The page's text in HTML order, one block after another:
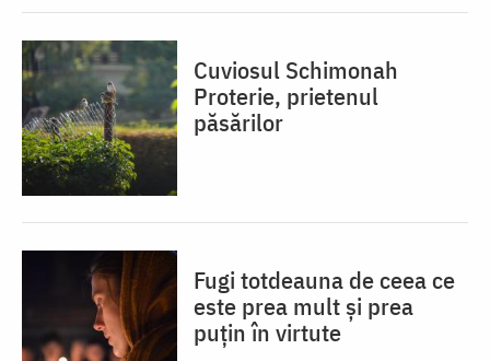
Cuviosul Schimonah
Proterie, prietenul
păsărilor
Fugi totdeauna de ceea ce
este prea mult și prea
puțin în virtute